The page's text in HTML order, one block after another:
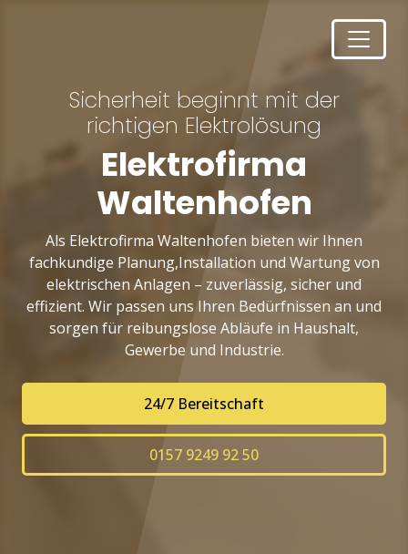
Sicherheit beginnt mit der
richtigen Elektrolösung
Elektrofirma
Waltenhofen
Als Elektrofirma Waltenhofen bieten wir Ihnen
fachkundige Planung,Installation und Wartung von
elektrischen Anlagen – zuverlässig, sicher und
effizient. Wir passen uns Ihren Bedürfnissen an und
sorgen für reibungslose Abläufe in Haushalt,
Gewerbe und Industrie.
24/7 Bereitschaft
0157 9249 92 50